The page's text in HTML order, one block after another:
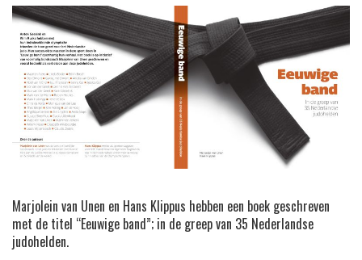
Marjolein van Unen en Hans Klippus hebben een boek geschreven
met de titel “Eeuwige band”; in de greep van 35 Nederlandse
judohelden.